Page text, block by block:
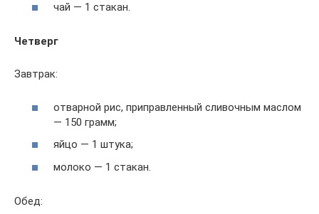
чай — 1 стакан.
Четверг
Завтрак:
отварной рис, приправленный сливочным маслом
— 150 грамм;
яйцо — 1 штука;
молоко — 1 стакан.
Обед: